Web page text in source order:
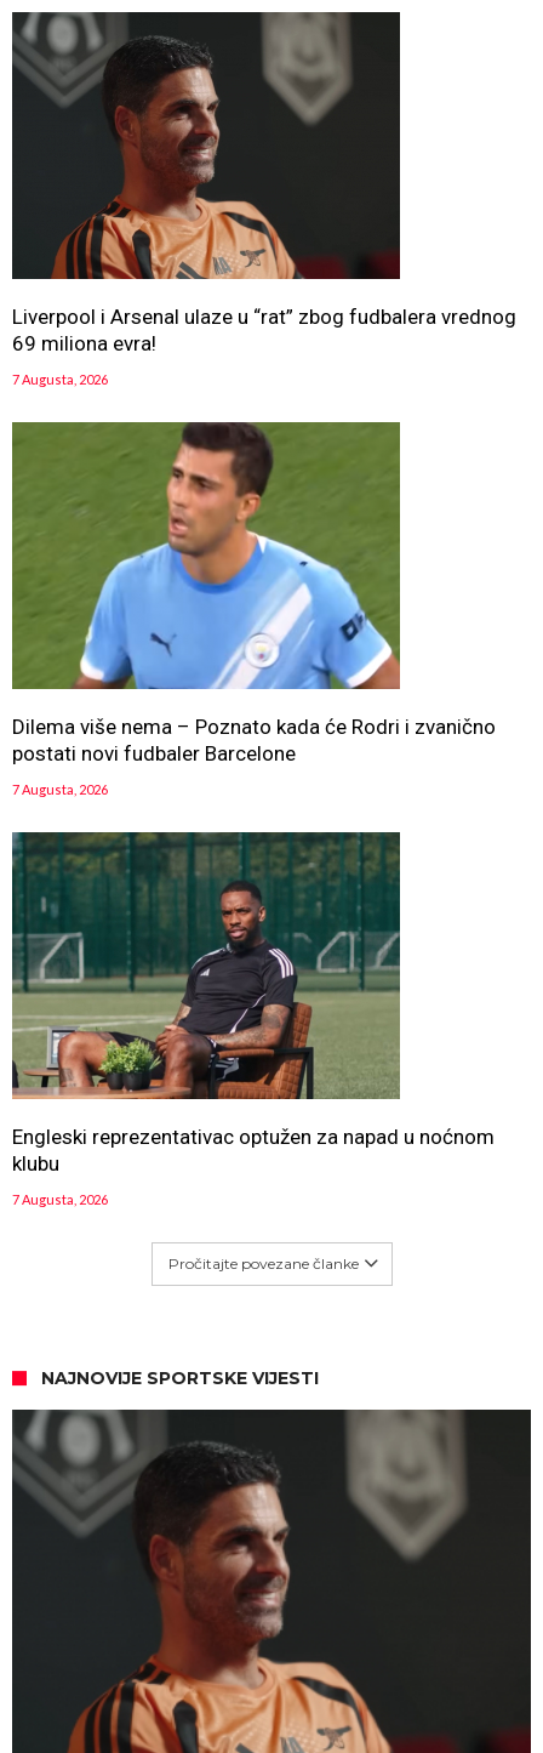
Liverpool i Arsenal ulaze u “rat” zbog fudbalera vrednog
69 miliona evra!
7 Augusta, 2026
Dilema više nema – Poznato kada će Rodri i zvanično
postati novi fudbaler Barcelone
7 Augusta, 2026
Engleski reprezentativac optužen za napad u noćnom
klubu
7 Augusta, 2026
Pročitajte povezane članke
NAJNOVIJE SPORTSKE VIJESTI